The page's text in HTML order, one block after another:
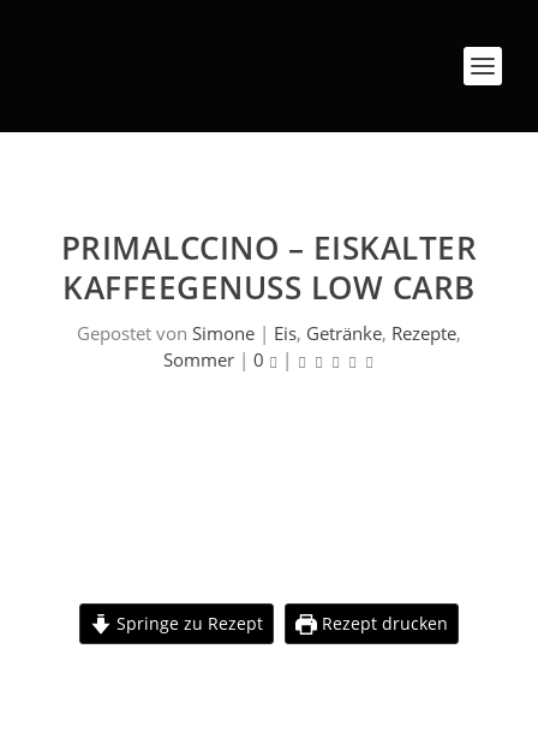
PRIMALCCINO – EISKALTER
KAFFEEGENUSS LOW CARB
Gepostet von Simone | Eis, Getränke, Rezepte,
Sommer| 0 |
Springe zu Rezept Rezept drucken